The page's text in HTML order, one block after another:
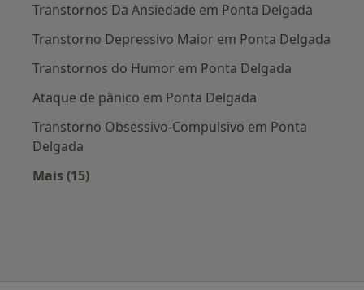
Transtornos Da Ansiedade em Ponta Delgada
Transtorno Depressivo Maior em Ponta Delgada
Transtornos do Humor em Ponta Delgada
Ataque de pânico em Ponta Delgada
Transtorno Obsessivo-Compulsivo em Ponta
Delgada
Mais (15)